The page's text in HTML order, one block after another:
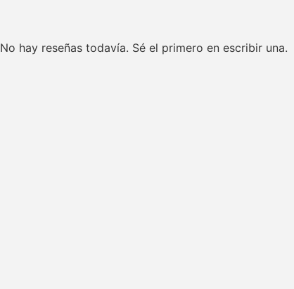
No hay reseñas todavía. Sé el primero en escribir una.